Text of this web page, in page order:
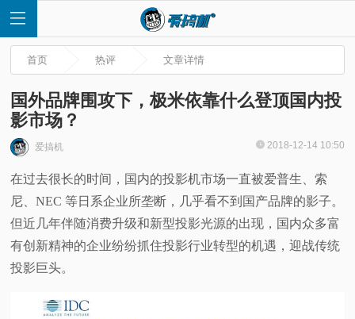
首
页
快
讯
首页 热评 文章详情
国外品牌围攻下，极米依靠什么登顶国内投
影市场？
爱搞机 2018-12-14 10:50
在过去很长的时间，国内的投影机市场一直被爱普生、索
尼、NEC 等日系企业所垄断，几乎看不到国产品牌的影子。
但近几年伴随消费升级和新型投影光源的出现，国内众多富
有创新精神的企业纷纷抓住投影行业转型的机遇，迎战传统
投影巨头。